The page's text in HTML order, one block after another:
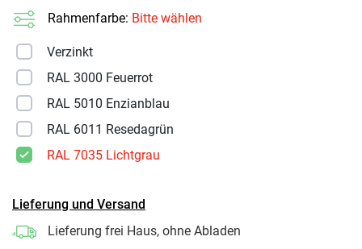
Rahmenfarbe: Bitte wählen
Verzinkt
RAL 3000 Feuerrot
RAL 5010 Enzianblau
RAL 6011 Resedagrün
RAL 7035 Lichtgrau
Lieferung und Versand
Lieferung frei Haus, ohne Abladen